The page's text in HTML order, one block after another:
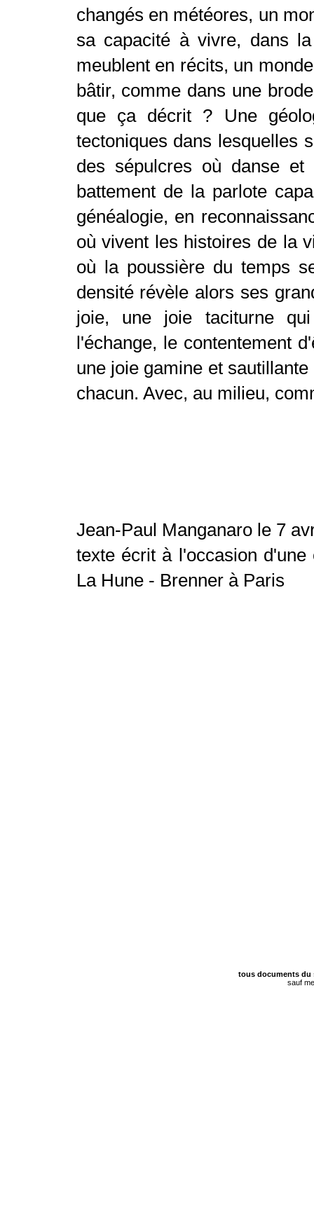
changés en météores, un
sa capacité à vivre, dans
meublent en récits, un
bâtir, comme dans une
que ça décrit ? Une
tectoniques dans lesquelles
des sépulcres où danse
battement de la parlote
généalogie, en
où vivent les histoires de la
où la poussière du temps
densité révèle alors ses
joie, une joie taciturne
l'échange, le contentement
une joie gamine et
chacun. Avec, au milieu,
Jean-Paul Manganaro le 7
texte écrit à l'occasion
La Hune - Brenner à Paris
tous documents du
sauf